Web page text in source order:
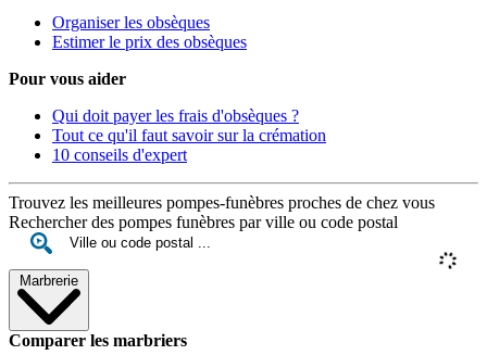
Organiser les obsèques
Estimer le prix des obsèques
Pour vous aider
Qui doit payer les frais d'obsèques ?
Tout ce qu'il faut savoir sur la crémation
10 conseils d'expert
Trouvez les meilleures pompes-funèbres proches de chez vous
Rechercher des pompes funèbres par ville ou code postal
Marbrerie
Comparer les marbriers